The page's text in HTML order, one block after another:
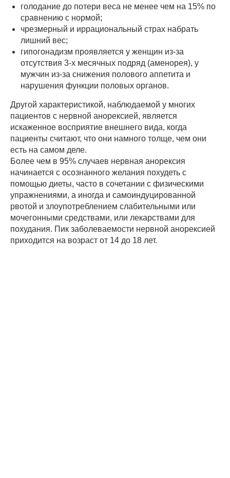
голодание до потери веса не менее чем на 15% по
сравнению с нормой;
чрезмерный и иррациональный страх набрать
лишний вес;
гипогонадизм проявляется у женщин из-за
отсутствия 3-х месячных подряд (аменорея), у
мужчин из-за снижения полового аппетита и
нарушения функции половых органов.
Другой характеристикой, наблюдаемой у многих
пациентов с нервной анорексией, является
искаженное восприятие внешнего вида, когда
пациенты считают, что они намного толще, чем они
есть на самом деле.
Более чем в 95% случаев нервная анорексия
начинается с осознанного желания похудеть с
помощью диеты, часто в сочетании с физическими
упражнениями, а иногда и самоиндуцированной
рвотой и злоупотреблением слабительными или
мочегонными средствами, или лекарствами для
похудания. Пик заболеваемости нервной анорексией
приходится на возраст от 14 до 18 лет.